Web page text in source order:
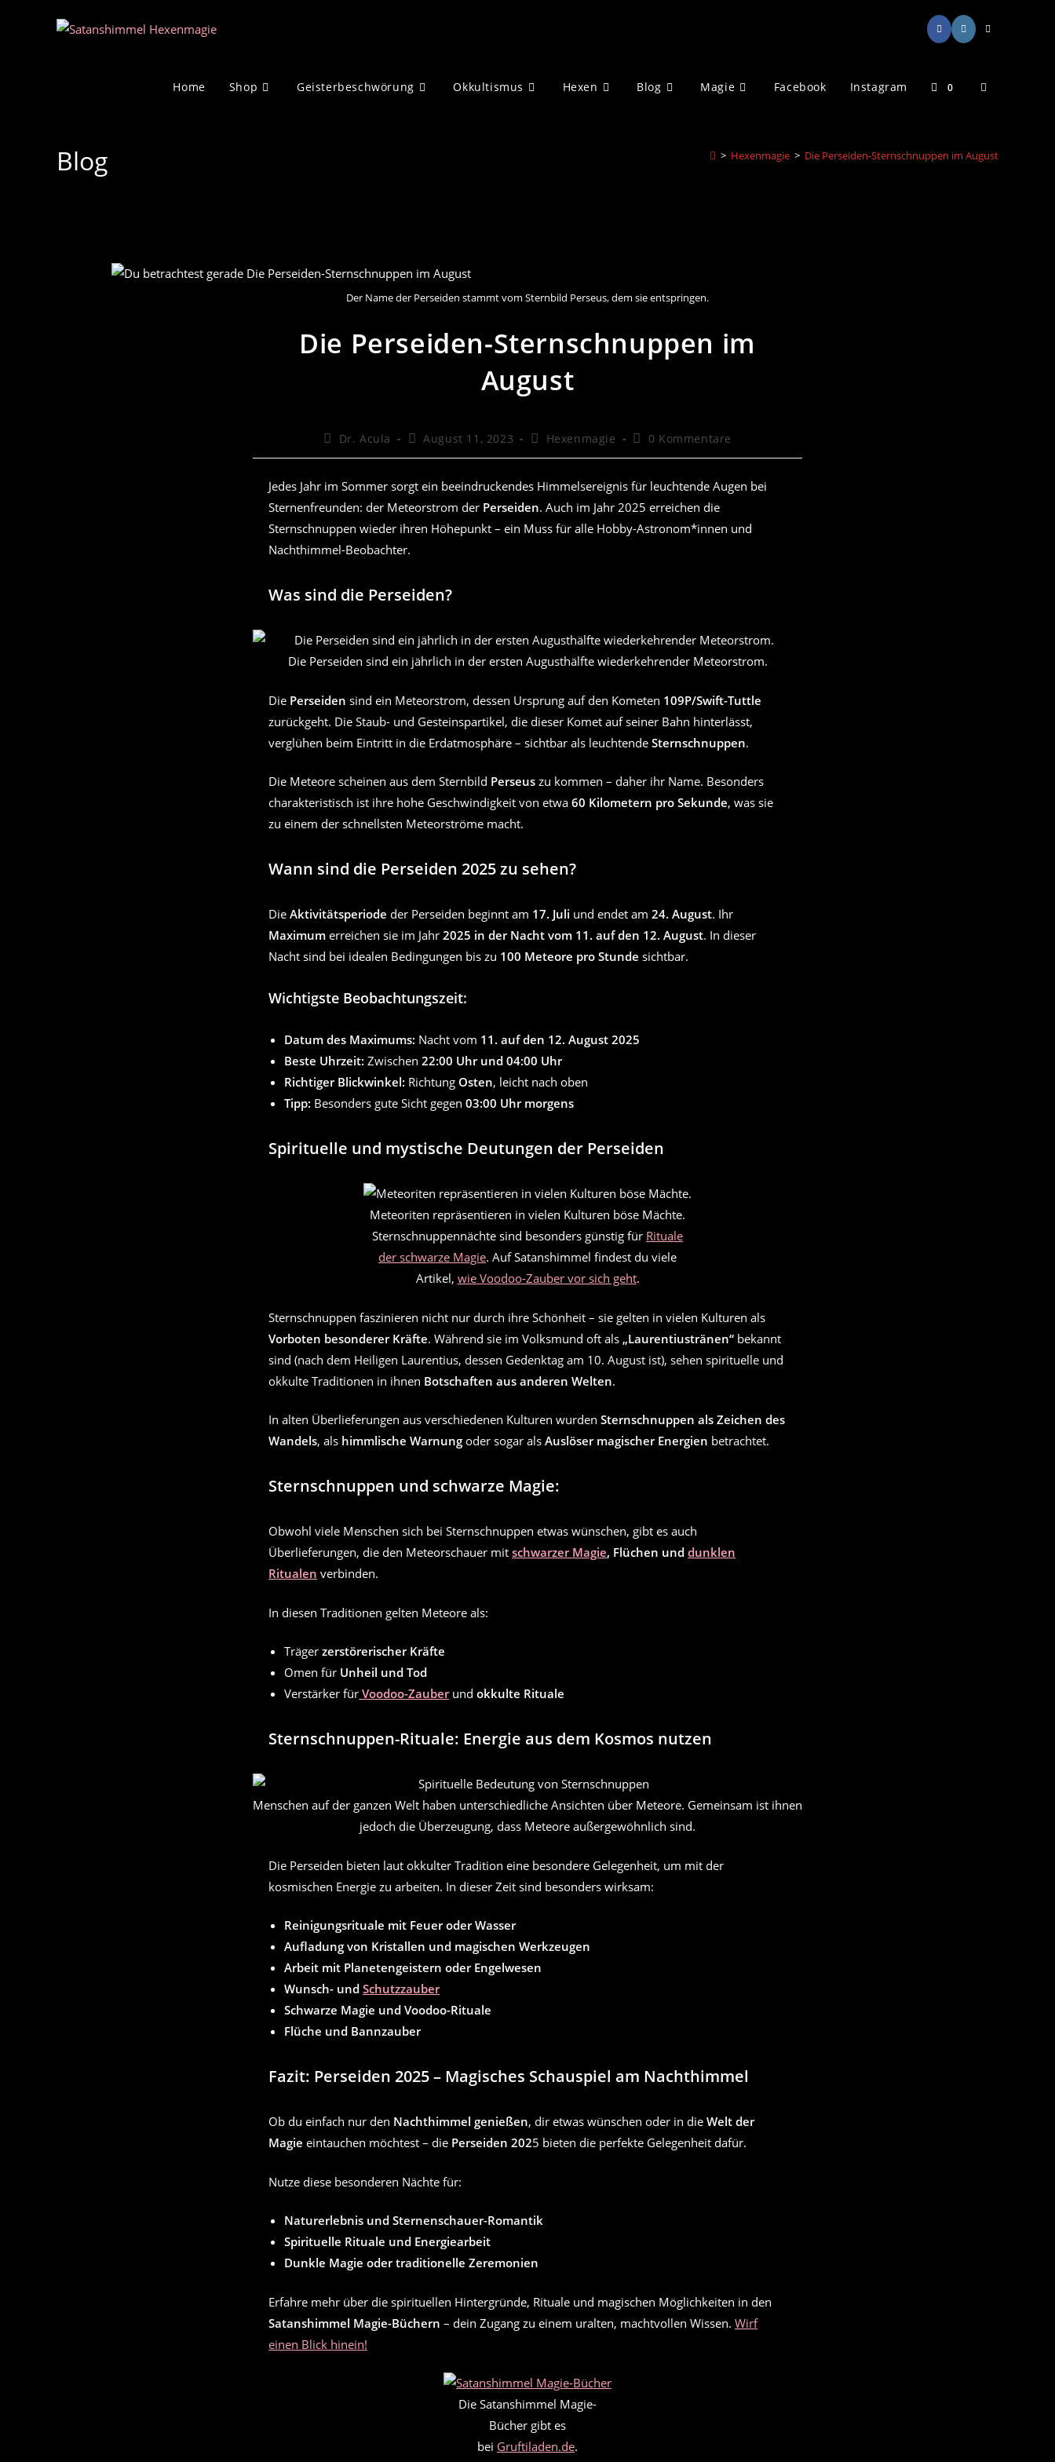
Home Shop Geisterbeschwörung Okkultismus Hexen Blog Magie Facebook Instagram 0 Website-
Blog > Hexenmagie > Die Perseiden-Sternschnuppen im August
Der Name der Perseiden stammt vom Sternbild Perseus, dem sie entspringen.
Die Perseiden-Sternschnuppen im
August
Beitrags-
Dr. Acula
Beitrag
August 11, 2023
Beitrags-
Hexenmagie
Beitrags-
0 Kommentare
Jedes Jahr im Sommer sorgt ein beeindruckendes Himmelsereignis für leuchtende Augen bei
Sternenfreunden: der Meteorstrom der Perseiden. Auch im Jahr 2025 erreichen die
Sternschnuppen wieder ihren Höhepunkt – ein Muss für alle Hobby-Astronom*innen und
Nachthimmel-Beobachter.
Was sind die Perseiden?
Die Perseiden sind ein jährlich in der ersten Augusthälfte wiederkehrender Meteorstrom.
Die Perseiden sind ein Meteorstrom, dessen Ursprung auf den Kometen 109P/Swift-Tuttle
zurückgeht. Die Staub- und Gesteinspartikel, die dieser Komet auf seiner Bahn hinterlässt,
verglühen beim Eintritt in die Erdatmosphäre – sichtbar als leuchtende Sternschnuppen.
Die Meteore scheinen aus dem Sternbild Perseus zu kommen – daher ihr Name. Besonders
charakteristisch ist ihre hohe Geschwindigkeit von etwa 60 Kilometern pro Sekunde, was sie
zu einem der schnellsten Meteorströme macht.
Wann sind die Perseiden 2025 zu sehen?
Die Aktivitätsperiode der Perseiden beginnt am 17. Juli und endet am 24. August. Ihr
Maximum erreichen sie im Jahr 2025 in der Nacht vom 11. auf den 12. August. In dieser
Nacht sind bei idealen Bedingungen bis zu 100 Meteore pro Stunde sichtbar.
Wichtigste Beobachtungszeit:
Datum des Maximums: Nacht vom 11. auf den 12. August 2025
Beste Uhrzeit: Zwischen 22:00 Uhr und 04:00 Uhr
Richtiger Blickwinkel: Richtung Osten, leicht nach oben
Tipp: Besonders gute Sicht gegen 03:00 Uhr morgens
Spirituelle und mystische Deutungen der Perseiden
Meteoriten repräsentieren in vielen Kulturen böse Mächte.
Sternschnuppennächte sind besonders günstig für Rituale
der schwarze Magie. Auf Satanshimmel findest du viele
Artikel, wie Voodoo-Zauber vor sich geht.
Sternschnuppen faszinieren nicht nur durch ihre Schönheit – sie gelten in vielen Kulturen als
Vorboten besonderer Kräfte. Während sie im Volksmund oft als „Laurentiustränen“ bekannt
sind (nach dem Heiligen Laurentius, dessen Gedenktag am 10. August ist), sehen spirituelle und
okkulte Traditionen in ihnen Botschaften aus anderen Welten.
In alten Überlieferungen aus verschiedenen Kulturen wurden Sternschnuppen als Zeichen des
Wandels, als himmlische Warnung oder sogar als Auslöser magischer Energien betrachtet.
Sternschnuppen und schwarze Magie:
Obwohl viele Menschen sich bei Sternschnuppen etwas wünschen, gibt es auch
Überlieferungen, die den Meteorschauer mit schwarzer Magie, Flüchen und dunklen
Ritualen verbinden.
In diesen Traditionen gelten Meteore als:
Träger zerstörerischer Kräfte
Omen für Unheil und Tod
Verstärker für Voodoo-Zauberund okkulte Rituale
Sternschnuppen-Rituale: Energie aus dem Kosmos nutzen
Menschen auf der ganzen Welt haben unterschiedliche Ansichten über Meteore. Gemeinsam ist ihnen
jedoch die Überzeugung, dass Meteore außergewöhnlich sind.
Die Perseiden bieten laut okkulter Tradition eine besondere Gelegenheit, um mit der
kosmischen Energie zu arbeiten. In dieser Zeit sind besonders wirksam:
Reinigungsrituale mit Feuer oder Wasser
Aufladung von Kristallen und magischen Werkzeugen
Arbeit mit Planetengeistern oder Engelwesen
Wunsch- und Schutzzauber
Schwarze Magie und Voodoo-Rituale
Flüche und Bannzauber
Fazit: Perseiden 2025 – Magisches Schauspiel am Nachthimmel
Ob du einfach nur den Nachthimmel genießen, dir etwas wünschen oder in die Welt der
Magie eintauchen möchtest – die Perseiden 2025 bieten die perfekte Gelegenheit dafür.
Nutze diese besonderen Nächte für:
Naturerlebnis und Sternenschauer-Romantik
Spirituelle Rituale und Energiearbeit
Dunkle Magie oder traditionelle Zeremonien
Erfahre mehr über die spirituellen Hintergründe, Rituale und magischen Möglichkeiten in den
Satanshimmel Magie-Büchern – dein Zugang zu einem uralten, machtvollen Wissen. Wirf
einen Blick hinein!
Die Satanshimmel Magie-
Bücher gibt es
bei Gruftiladen.de.